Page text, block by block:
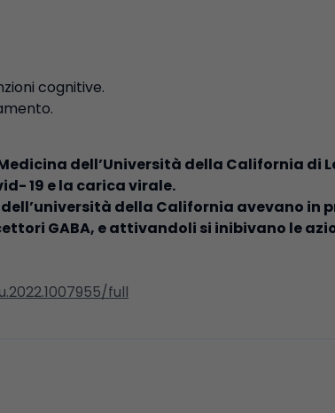
cognitive.
dell’Università della California di
19 e la carica virale.
della California avevano in
GABA, e attivandoli si inibivano le
full